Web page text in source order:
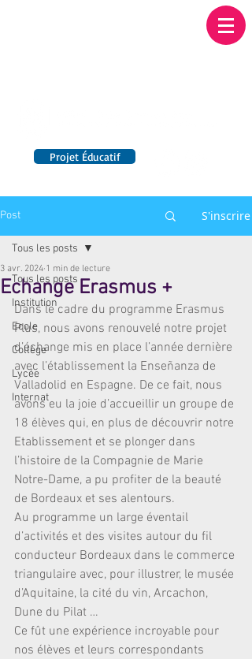
Projet Éducatif
Post S'inscrire
Tous les posts
Institution
Ecole
Collège
Lycée
Internat
Tous les posts
Echange Erasmus +
3 avr. 2024 1 min de lecture
Dans le cadre du programme Erasmus
Plus, nous avons renouvelé notre projet
d’échange mis en place l’année dernière
avec l’établissement la Enseñanza de
Valladolid en Espagne. De ce fait, nous
avons eu la joie d’accueillir un groupe de
18 élèves qui, en plus de découvrir notre
Etablissement et se plonger dans
l’histoire de la Compagnie de Marie
Notre-Dame, a pu profiter de la beauté
de Bordeaux et ses alentours.
Au programme un large éventail
d’activités et des visites autour du fil
conducteur Bordeaux dans le commerce
triangulaire avec, pour illustrer, le musée
d’Aquitaine, la cité du vin, Arcachon,
Dune du Pilat …
Ce fût une expérience incroyable pour
nos élèves et leurs correspondants